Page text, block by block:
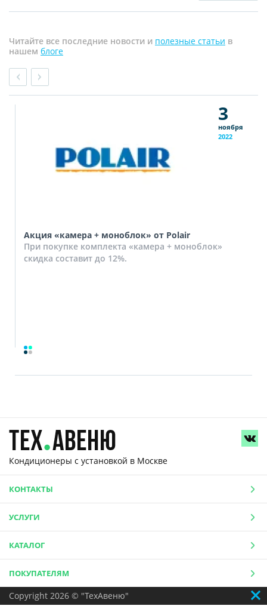
Читайте все последние новости и полезные статьи в
нашем блоге
3
ноября
2022
Акция «камера + моноблок» от Polair
При покупке комплекта «камера + моноблок»
скидка составит до 12%.
Кондиционеры с установкой в Москве
КОНТАКТЫ
УСЛУГИ
КАТАЛОГ
ПОКУПАТЕЛЯМ
Copyright 2026 © "ТехАвеню"